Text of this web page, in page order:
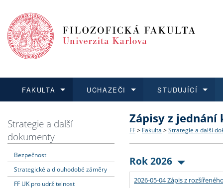
FAKULTA
Dozvědět se více
Struktura a historie
Strategie a další
Podpora a benefity pro
UCHAZEČI
Podat přihlášku
Co studovat a jak se
Učitelské studijní
Informace k průběhu
STUDUJÍCÍ
Dozvědět se více
Bakalářské a magisterské
Doktorské studium
Rigorózní řízení
Dozvědět se více
O vědě a výzkumu na FF
Akademické kvalifikace
Granty a projekty
Dozvědět se více
Aktuální nabídky a
Vyjíždějící studenti
Přijíždějící studenti
Strategie a další
dokumenty
Bezpečnost
Strategické a dlouhodobé záměry
FF UK pro udržitelnost
Zápisy z jednání
FF > Fakulta > Strategie a další
Rok 2026
2026-05-04 Zápis z